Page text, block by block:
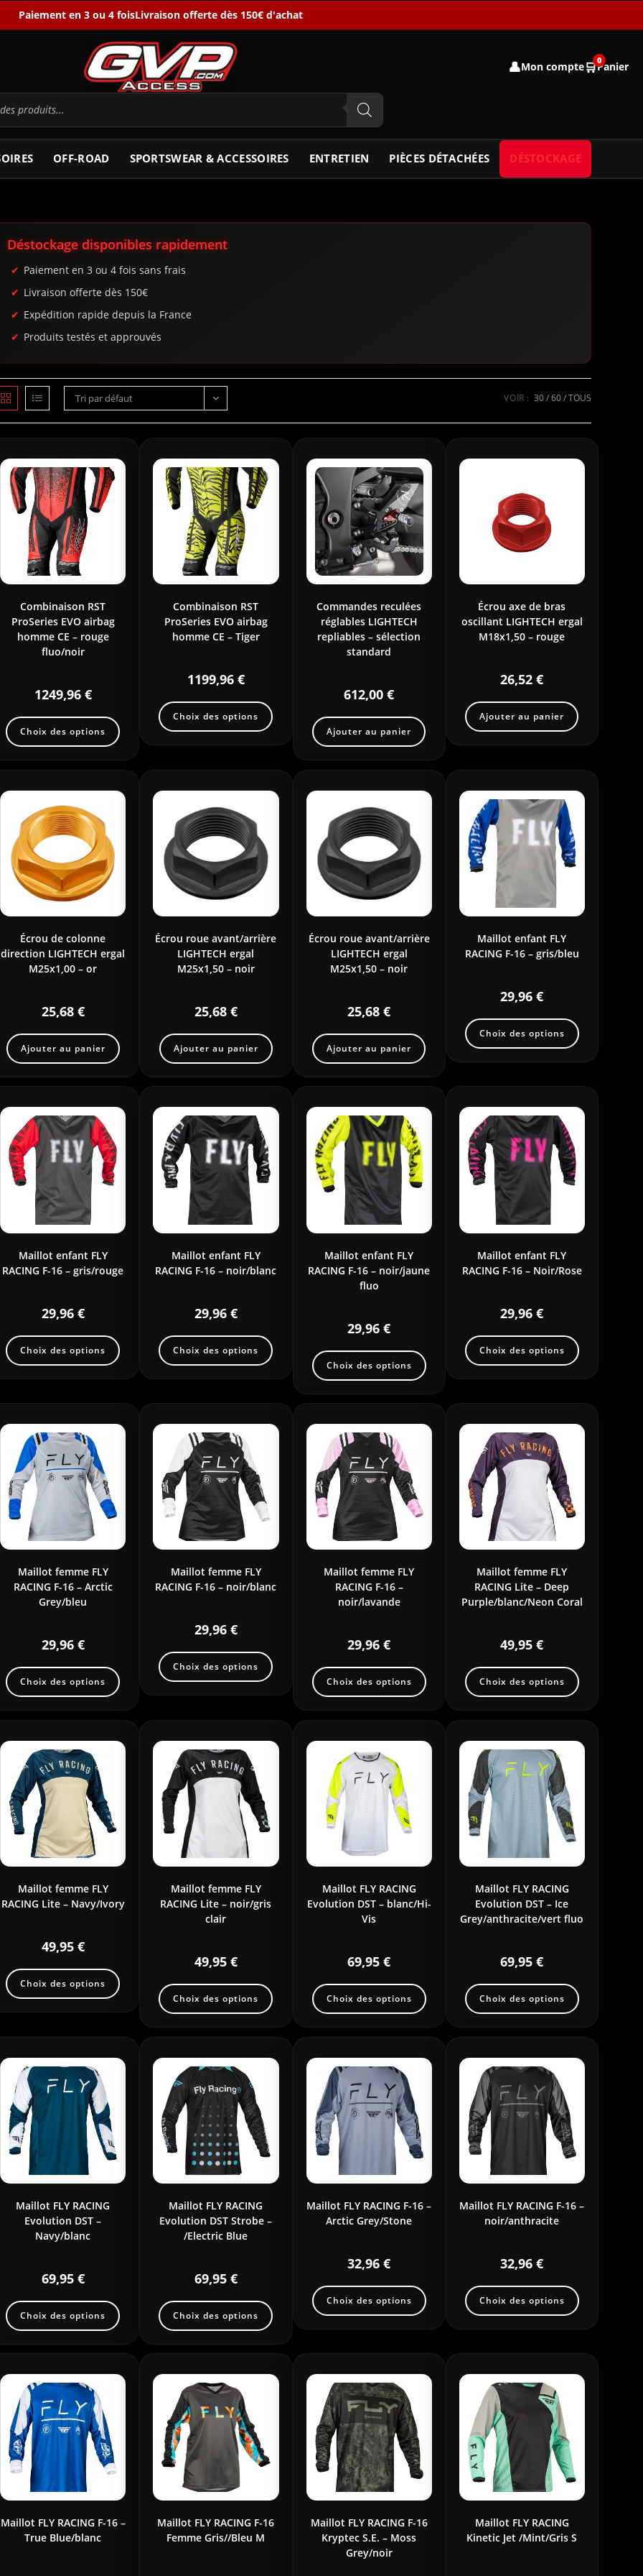
Paiement en 3 ou 4 foisLivraison offerte dès 150€ d'achat
👤Mon compte🛒0
Panier
OFF-ROAD SPORTSWEAR & ACCESSOIRES ENTRETIEN PIÈCES DÉTACHÉES DÉSTOCKAGE
Déstockage disponibles rapidement
Paiement en 3 ou 4 fois sans frais
Livraison offerte dès 150€
Expédition rapide depuis la France
Produits testés et approuvés
Tri par défaut VOIR : 30 60 TOUS
Combinaison RST
ProSeries EVO airbag
homme CE – rouge
fluo/noir
1249,96 €
Choix des options
Combinaison RST
ProSeries EVO airbag
homme CE – Tiger
1199,96 €
Choix des options
Commandes reculées
réglables LIGHTECH
repliables – sélection
standard
612,00€
Ajouter au panier
Écrou axe de bras
oscillant LIGHTECH ergal
M18x1,50 – rouge
26,52€
Ajouter au panier
Écrou de colonne
direction LIGHTECH ergal
M25x1,00 – or
25,68 €
Ajouter au panier
Écrou roue avant/arrière
LIGHTECH ergal
M25x1,50 – noir
25,68 €
Ajouter au panier
Écrou roue avant/arrière
LIGHTECH ergal
M25x1,50 – noir
25,68€
Ajouter au panier
Maillot enfant FLY
RACING F-16 – gris/bleu
29,96€
Choix des options
Maillot enfant FLY
RACING F-16 – gris/rouge
29,96 €
Choix des options
Maillot enfant FLY
RACING F-16 – noir/blanc
29,96 €
Choix des options
Maillot enfant FLY
RACING F-16 – noir/jaune
fluo
29,96€
Choix des options
Maillot enfant FLY
RACING F-16 – Noir/Rose
29,96€
Choix des options
Maillot femme FLY
RACING F-16 – Arctic
Grey/bleu
29,96 €
Choix des options
Maillot femme FLY
RACING F-16 – noir/blanc
29,96 €
Choix des options
Maillot femme FLY
RACING F-16 –
noir/lavande
29,96€
Choix des options
Maillot femme FLY
RACING Lite – Deep
Purple/blanc/Neon Coral
49,95€
Choix des options
Maillot femme FLY
RACING Lite – Navy/Ivory
49,95 €
Choix des options
Maillot femme FLY
RACING Lite – noir/gris
clair
49,95 €
Choix des options
Maillot FLY RACING
Evolution DST – blanc/Hi-
Vis
69,95€
Choix des options
Maillot FLY RACING
Evolution DST – Ice
Grey/anthracite/vert fluo
69,95€
Choix des options
Maillot FLY RACING
Evolution DST –
Navy/blanc
69,95 €
Choix des options
Maillot FLY RACING
Evolution DST Strobe –
/Electric Blue
69,95 €
Choix des options
Maillot FLY RACING F-16 –
Arctic Grey/Stone
32,96€
Choix des options
Maillot FLY RACING F-16 –
noir/anthracite
32,96€
Choix des options
Maillot FLY RACING F-16 –
True Blue/blanc
Maillot FLY RACING F-16
Femme Gris//Bleu M
Maillot FLY RACING F-16
Kryptec S.E. – Moss
Grey/noir
Maillot FLY RACING
Kinetic Jet /Mint/Gris S